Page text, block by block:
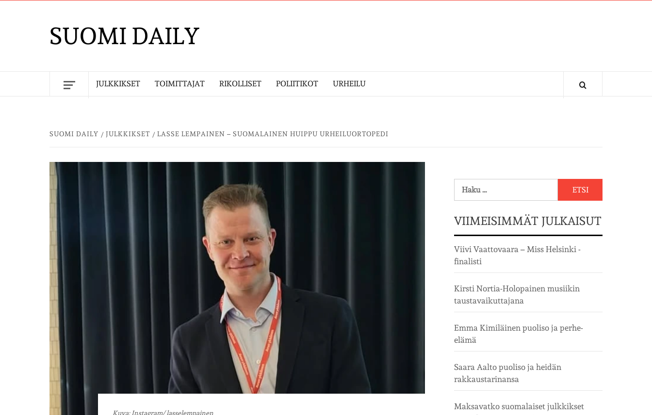
SUOMI DAILY
JULKKIKSET TOIMITTAJAT RIKOLLISET POLIITIKOT URHEILU
SUOMI DAILY JULKKIKSET LASSE LEMPAINEN – SUOMALAINEN HUIPPU URHEILUORTOPEDI
Kuva: Instagram/ lasselempainen
Haku:
VIIMEISIMMÄT JULKAISUT
Viivi Vaattovaara – Miss Helsinki -
finalisti
Kirsti Nortia-Holopainen musiikin
taustavaikuttajana
Emma Kimiläinen puoliso ja perhe-
elämä
Saara Aalto puoliso ja heidän
rakkaustarinansa
Maksavatko suomalaiset julkkikset